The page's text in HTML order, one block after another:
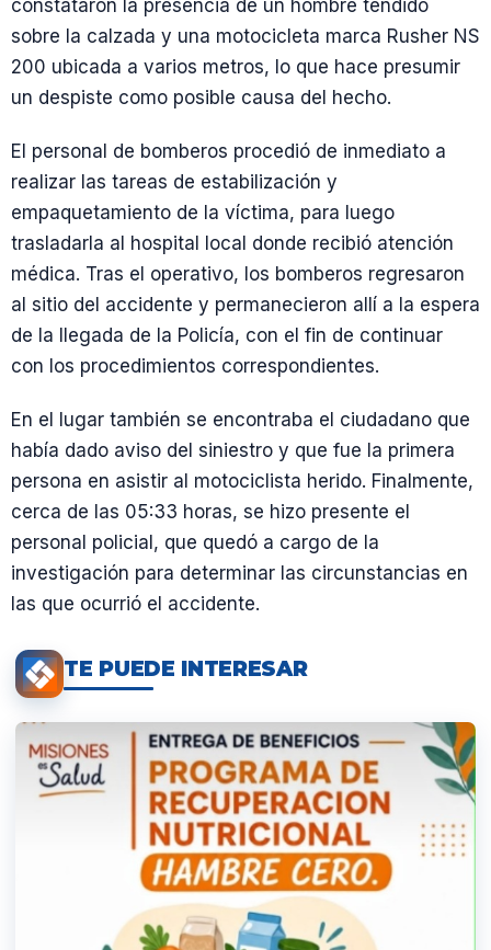
constataron la presencia de un hombre tendido
sobre la calzada y una motocicleta marca Rusher NS
200 ubicada a varios metros, lo que hace presumir
un despiste como posible causa del hecho.
El personal de bomberos procedió de inmediato a
realizar las tareas de estabilización y
empaquetamiento de la víctima, para luego
trasladarla al hospital local donde recibió atención
médica. Tras el operativo, los bomberos regresaron
al sitio del accidente y permanecieron allí a la espera
de la llegada de la Policía, con el fin de continuar
con los procedimientos correspondientes.
En el lugar también se encontraba el ciudadano que
había dado aviso del siniestro y que fue la primera
persona en asistir al motociclista herido. Finalmente,
cerca de las 05:33 horas, se hizo presente el
personal policial, que quedó a cargo de la
investigación para determinar las circunstancias en
las que ocurrió el accidente.
TE PUEDE INTERESAR